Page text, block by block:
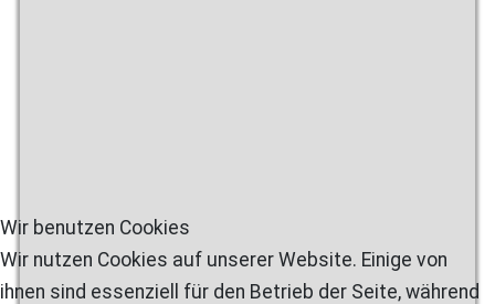
Wir benutzen Cookies
Wir nutzen Cookies auf unserer Website. Einige von
ihnen sind essenziell für den Betrieb der Seite, während